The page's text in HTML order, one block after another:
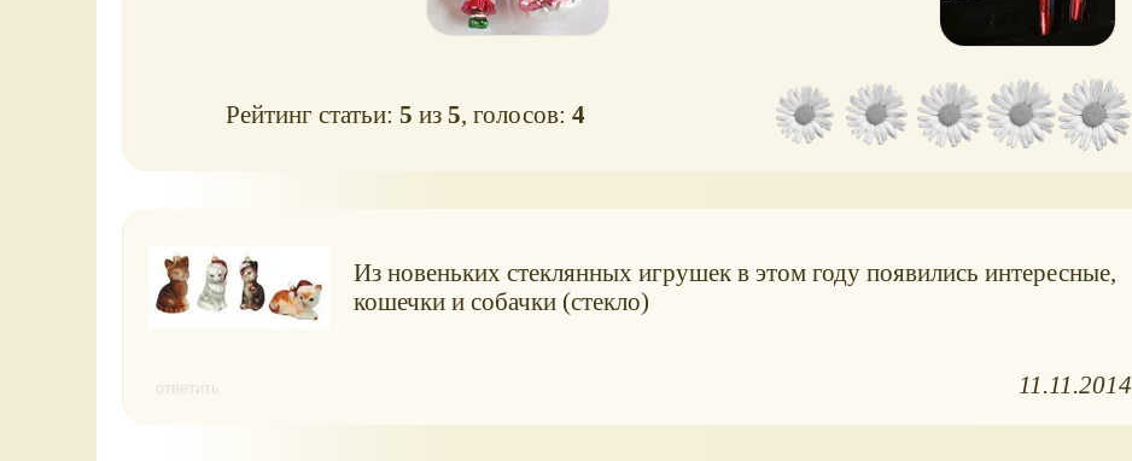
Рейтинг статьи:5 из5, голосов:4
Из новеньких стеклянных игрушек в этом году появились интересные,
кошечки и собачки (стекло)
ответить 11.11.2014